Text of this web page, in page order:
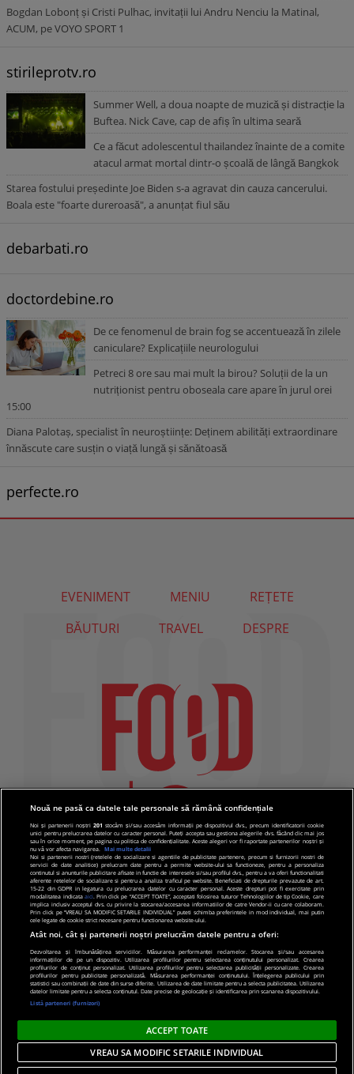
Bogdan Lobonț și Cristi Pulhac, invitații lui Andru Nenciu la Matinal,
ACUM, pe VOYO SPORT 1
stirileprotv.ro
Summer Well, a doua noapte de muzică și distracție la
Buftea. Nick Cave, cap de afiș în ultima seară
Ce a făcut adolescentul thailandez înainte de a comite
atacul armat mortal dintr-o școală de lângă Bangkok
Starea fostului președinte Joe Biden s-a agravat din cauza cancerului.
Boala este "foarte dureroasă", a anunțat fiul său
debarbati.ro
doctordebine.ro
De ce fenomenul de brain fog se accentuează în zilele
caniculare? Explicațiile neurologului
Petreci 8 ore sau mai mult la birou? Soluții de la un
nutriționist pentru oboseala care apare în jurul orei
15:00
Diana Palotaș, specialist în neuroștiințe: Deținem abilități extraordinare
înnăscute care susțin o viață lungă și sănătoasă
perfecte.ro
EVENIMENT MENIU
REȚETE
BĂUTURI
TRAVEL DESPRE
© 2019 PRO TV S.R.L |Politica de Cookie|Politica
de confidentialitate
Nouă ne pasă ca datele tale personale să rămână confidențiale
Noi și partenerii noștri201 stocăm și/sau accesăm informații pe dispozitivul dvs., precum identificatorii cookie
unici pentru prelucrarea datelor cu caracter personal. Puteți accepta sau gestiona alegerile dvs. făcând clic mai jos
sau în orice moment, pe pagina cu politica de confidențialitate. Aceste alegeri vor fi raportate partenerilor noștri și
nu vă vor afecta navigarea.
Mai multe detalii
Noi si partenerii nostri (retelele de socializare si agentiile de publicitate partenere, precum si furnizorii nostri de
servicii de date analitice) prelucram date pentru a permite website-ului sa functioneze, pentru a personaliza
continutul si anunturile publicitare afisate in functie de interesele si/sau profilul dvs., pentru a va oferi functionalitati
aferente retelelor de socializare si pentru a analiza traficul pe website. Beneficiati de drepturile prevazute de art.
15-22 din GDPR in legatura cu prelucrarea datelor cu caracter personal. Aceste drepturi pot fi exercitate prin
modalitatea indicata aici. Prin click pe “ACCEPT TOATE”, acceptati folosirea tuturor Tehnologiilor de tip Cookie, care
implica inclusiv acceptul dvs. cu privire la stocarea/accesarea informatiilor de catre Vendor-ii cu care colaboram.
Prin click pe “VREAU SA MODIFIC SETARILE INDIVIDUAL” puteti schimba preferintele in mod individual, mai putin
cele legate de cookie strict necesare pentru functionarea website-ului.
Atât noi, cât și partenerii noștri prelucrăm datele pentru a oferi:
Dezvoltarea și îmbunătățirea serviciilor. Măsurarea performanței reclamelor. Stocarea și/sau accesarea
informațiilor de pe un dispozitiv. Utilizarea profilurilor pentru selectarea conținutului personalizat. Crearea
profilurilor de conținut personalizat. Utilizarea profilurilor pentru selectarea publicității personalizate. Crearea
profilurilor pentru publicitate personalizată. Măsurarea performanței conținutului. Înțelegerea publicului prin
statistici sau combinații de date din surse diferite. Utilizarea de date limitate pentru a selecta publicitatea. Utilizarea
datelor limitate pentru a selecta conținutul. Date precise de geolocație și identificarea prin scanarea dispozitivului.
Listă parteneri (furnizori)
ACCEPT TOATE
VREAU SA MODIFIC SETARILE INDIVIDUAL